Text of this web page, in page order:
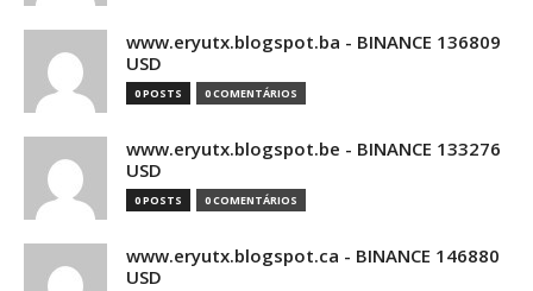
www.eryutx.blogspot.ba - BINANCE 136809
USD
0 POSTS 0 COMENTÁRIOS
www.eryutx.blogspot.be - BINANCE 133276
USD
0 POSTS 0 COMENTÁRIOS
www.eryutx.blogspot.ca - BINANCE 146880
USD